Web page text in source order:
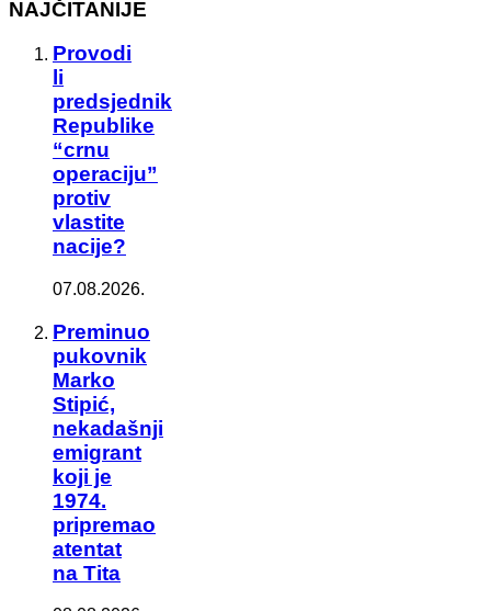
NAJČITANIJE
Provodi
li
predsjednik
Republike
“crnu
operaciju”
protiv
vlastite
nacije?
07.08.2026.
Preminuo
pukovnik
Marko
Stipić,
nekadašnji
emigrant
koji je
1974.
pripremao
atentat
na Tita